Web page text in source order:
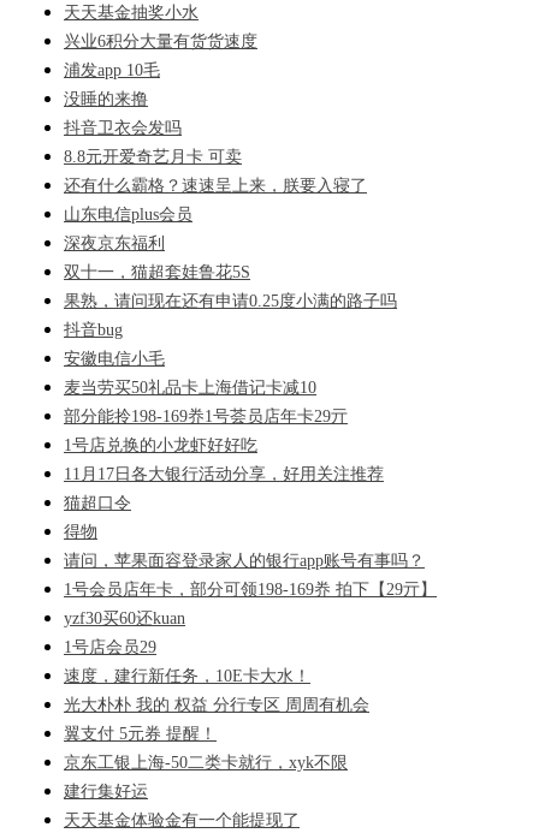
天天基金抽奖小水
兴业6积分大量有货货速度
浦发app 10毛
没睡的来撸
抖音卫衣会发吗
8.8元开爱奇艺月卡 可卖
还有什么霸格？速速呈上来，朕要入寝了
山东电信plus会员
深夜京东福利
双十一，猫超套娃鲁花5S
果熟，请问现在还有申请0.25度小满的路子吗
抖音bug
安徽电信小毛
麦当劳买50礼品卡上海借记卡减10
部分能拎198-169奍1号荟员店年卡29亓
1号店兑换的小龙虾好好吃
11月17日各大银行活动分享，好用关注推荐
猫超口令
得物
请问，苹果面容登录家人的银行app账号有事吗？
1号会员店年卡，部分可领198-169奍 拍下【29亓】
yzf30买60还kuan
1号店会员29
速度，建行新任务，10E卡大水！
光大朴朴 我的 权益 分行专区 周周有机会
翼支付 5元券 提醒！
京东工银上海-50二类卡就行，xyk不限
建行集好运
天天基金体验金有一个能提现了